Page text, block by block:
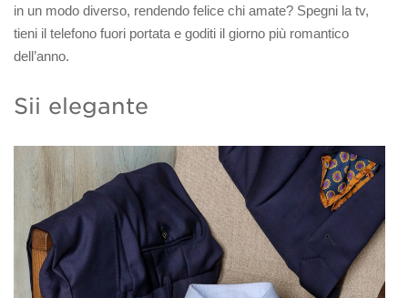
in un modo diverso, rendendo felice chi amate? Spegni la tv,
tieni il telefono fuori portata e goditi il giorno più romantico
dell’anno.
Sii elegante